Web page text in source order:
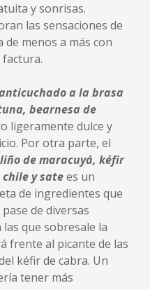
y sonrisas.
las sensaciones de
menos a más con
a la brasa
bearnesa de
ligeramente dulce y
Por otra parte, el
de maracuyá, kéfir
y satees un
de ingredientes que
de diversas
que sobresale la
frente al picante de las
kéfir de cabra. Un
tener más